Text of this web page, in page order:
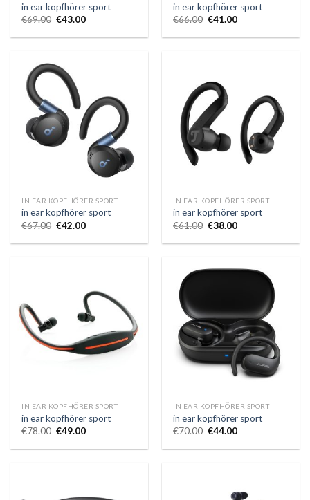
in ear kopfhörer sport
€69.00 €43.00
in ear kopfhörer sport
€66.00 €41.00
IN EAR KOPFHÖRER SPORT
in ear kopfhörer sport
€67.00 €42.00
IN EAR KOPFHÖRER SPORT
in ear kopfhörer sport
€61.00 €38.00
IN EAR KOPFHÖRER SPORT
in ear kopfhörer sport
€78.00 €49.00
IN EAR KOPFHÖRER SPORT
in ear kopfhörer sport
€70.00 €44.00